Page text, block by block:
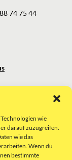
wie
darauf zuzugreifen.
wie das
Wenn du
bestimmte
74 75 44